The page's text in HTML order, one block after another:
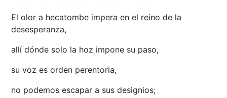
El olor a hecatombe impera en el reino de la
desesperanza,
allí dónde solo la hoz impone su paso,
su voz es orden perentoria,
no podemos escapar a sus designios;